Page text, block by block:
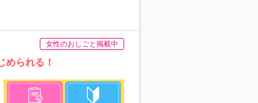
女性のおしごと掲載中
られる！